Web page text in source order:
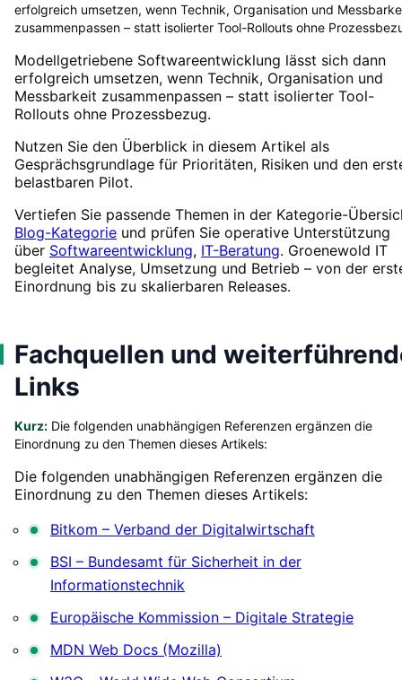
erfolgreich umsetzen, wenn Technik, Organisation und
zusammenpassen – statt isolierter Tool-Rollouts ohne
Modellgetriebene Softwareentwicklung lässt sich dann
erfolgreich umsetzen, wenn Technik, Organisation und
Messbarkeit zusammenpassen – statt isolierter Tool-
Rollouts ohne Prozessbezug.
Nutzen Sie den Überblick in diesem Artikel als
Gesprächsgrundlage für Prioritäten, Risiken und den
belastbaren Pilot.
Vertiefen Sie passende Themen in der Kategorie-
Blog-Kategorie und prüfen Sie operative Unterstützung
über Softwareentwicklung, IT-Beratung. Groenewold IT
begleitet Analyse, Umsetzung und Betrieb – von der
Einordnung bis zu skalierbaren Releases.
Fachquellen und
Links
Kurz: Die folgenden unabhängigen Referenzen ergänzen die
Einordnung zu den Themen dieses Artikels:
Die folgenden unabhängigen Referenzen ergänzen die
Einordnung zu den Themen dieses Artikels:
Bitkom – Verband der Digitalwirtschaft
BSI – Bundesamt für Sicherheit in der
Informationstechnik
Europäische Kommission – Digitale Strategie
MDN Web Docs (Mozilla)